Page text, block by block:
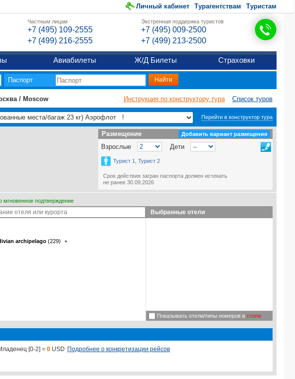
Личный кабинет Турагентствам Туристам
Частным лицам
+7 (495) 109-2555
+7 (499) 216-2555
Экстренная поддержка туристов
+7 (495) 009-2500
+7 (499) 213-2500
Авиабилеты Ж/Д Билеты Страховки
Паспорт
/ Moscow Инструкция по конструктору тура Список туров
Перейти в конструктор тура
Размещение
Размещение Добавить вариант размещения
Взрослые Дети
Турист 1, Турист 2
Срок действия загран паспорта должен истекать
не ранее 30.09.2026
мгновенное подтверждение
Показывать отели/типы номеров в стопе
Выбранные отели
archipelago (229) +
[0-2] = 0 USD Подробнее о конкретизации рейсов